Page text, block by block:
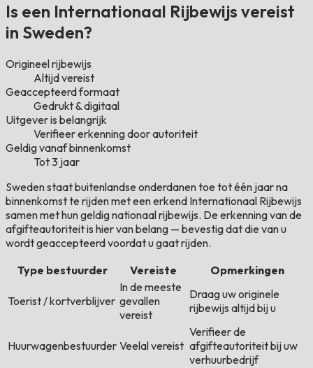
Is een Internationaal Rijbewijs vereist
in Sweden?
Origineel rijbewijs
Altijd vereist
Geaccepteerd formaat
Gedrukt & digitaal
Uitgever is belangrijk
Verifieer erkenning door autoriteit
Geldig vanaf binnenkomst
Tot 3 jaar
Sweden staat buitenlandse onderdanen toe tot één jaar na
binnenkomst te rijden met een erkend Internationaal Rijbewijs
samen met hun geldig nationaal rijbewijs. De erkenning van de
afgifteautoriteit is hier van belang — bevestig dat die van u
wordt geaccepteerd voordat u gaat rijden.
Type bestuurder
Vereiste Opmerkingen
Toerist / kortverblijver
In de meeste
gevallen
vereist
Draag uw originele
rijbewijs altijd bij u
Huurwagenbestuurder Veelal vereist
Verifieer de
afgifteautoriteit bij uw
verhuurbedrijf